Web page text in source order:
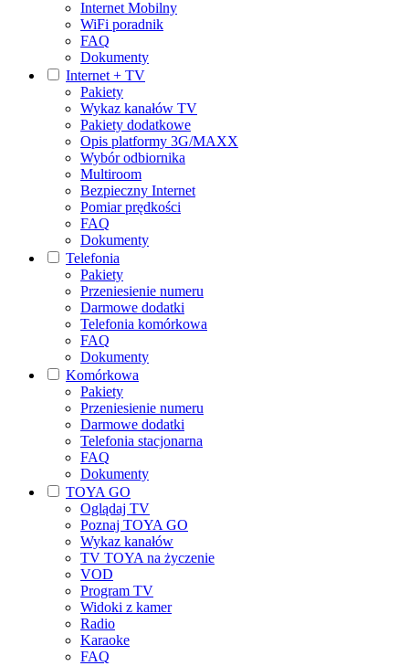
Internet Mobilny
WiFi poradnik
FAQ
Dokumenty
Internet + TV
Pakiety
Wykaz kanałów TV
Pakiety dodatkowe
Opis platformy 3G/MAXX
Wybór odbiornika
Multiroom
Bezpieczny Internet
Pomiar prędkości
FAQ
Dokumenty
Telefonia
Pakiety
Przeniesienie numeru
Darmowe dodatki
Telefonia komórkowa
FAQ
Dokumenty
Komórkowa
Pakiety
Przeniesienie numeru
Darmowe dodatki
Telefonia stacjonarna
FAQ
Dokumenty
TOYA GO
Oglądaj TV
Poznaj TOYA GO
Wykaz kanałów
TV TOYA na życzenie
VOD
Program TV
Widoki z kamer
Radio
Karaoke
FAQ